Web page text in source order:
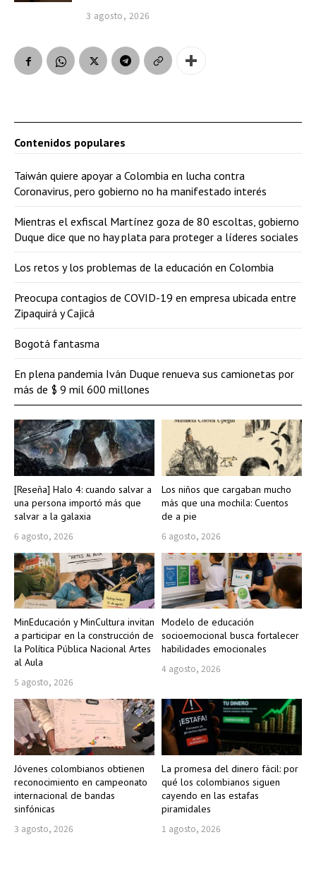
3 agosto, 2026
[Reseña] Halo 4: cuando salvar a
una persona importó más que
salvar a la galaxia
6 agosto, 2026
Los niños que cargaban mucho
más que una mochila: Cuentos
de a pie
6 agosto, 2026
MinEducación y MinCultura invitan
a participar en la construcción de
la Política Pública Nacional Artes
al Aula
5 agosto, 2026
Modelo de educación
socioemocional busca fortalecer
habilidades emocionales
4 agosto, 2026
Jóvenes colombianos obtienen
reconocimiento en campeonato
internacional de bandas
sinfónicas
3 agosto, 2026
La promesa del dinero fácil: por
qué los colombianos siguen
cayendo en las estafas
piramidales
1 agosto, 2026
Contenidos populares
Taiwán quiere apoyar a Colombia en lucha contra
Coronavirus, pero gobierno no ha manifestado interés
Mientras el exfiscal Martínez goza de 80 escoltas, gobierno
Duque dice que no hay plata para proteger a líderes sociales
Los retos y los problemas de la educación en Colombia
Preocupa contagios de COVID-19 en empresa ubicada entre
Zipaquirá y Cajicá
Bogotá fantasma
En plena pandemia Iván Duque renueva sus camionetas por
más de $ 9 mil 600 millones